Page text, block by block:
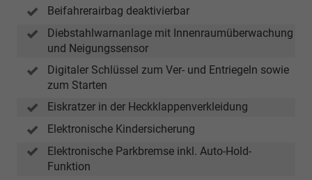
Beifahrerairbag deaktivierbar
Diebstahlwarnanlage mit Innenraumüberwachung
und Neigungssensor
Digitaler Schlüssel zum Ver- und Entriegeln sowie
zum Starten
Eiskratzer in der Heckklappenverkleidung
Elektronische Kindersicherung
Elektronische Parkbremse inkl. Auto-Hold-
Funktion